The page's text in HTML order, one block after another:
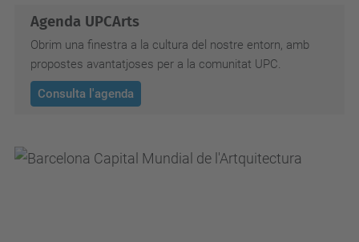
Agenda UPCArts
Obrim una finestra a la cultura del nostre entorn, amb
propostes avantatjoses per a la comunitat UPC.
Consulta l'agenda